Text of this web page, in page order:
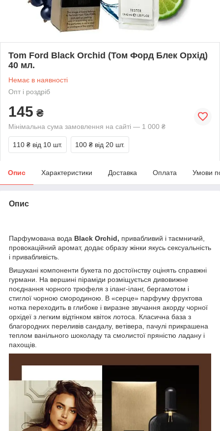
Tom Ford Black Orchid (Том Форд Блек Орхiд)
40 мл.
Немає в наявності
Опт і роздріб
145 ₴
Мінімальна сума замовлення на сайті — 1 000 ₴
110 ₴ від 10 шт. 100 ₴ від 20 шт.
Опис Характеристики Доставка Оплата Умови
Опис
Парфумована вода Black Orchid, привабливий і таємничий,
провокаційний аромат, додає образу жінки якусь сексуальність
і привабливість.
Вишукані компоненти букета по достоїнству оцінять справжні
гурмани. На вершині піраміди розміщується дивовижне
поєднання чорного трюфеля з іланг-іланг, бергамотом і
стиглої чорною смородиною. В «серце» парфуму фруктова
нотка переходить в глибоке і виразне звучання акорду чорної
орхідеї з легким відтінком квіток лотоса. Класична база з
благородних переливів сандалу, ветівера, пачулі прикрашена
теплом ванільного шоколаду та смолистої пряністю ладану і
пахощів.